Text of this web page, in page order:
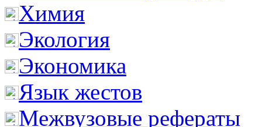
Химия
Экология
Экономика
Язык жестов
Межвузовые рефераты